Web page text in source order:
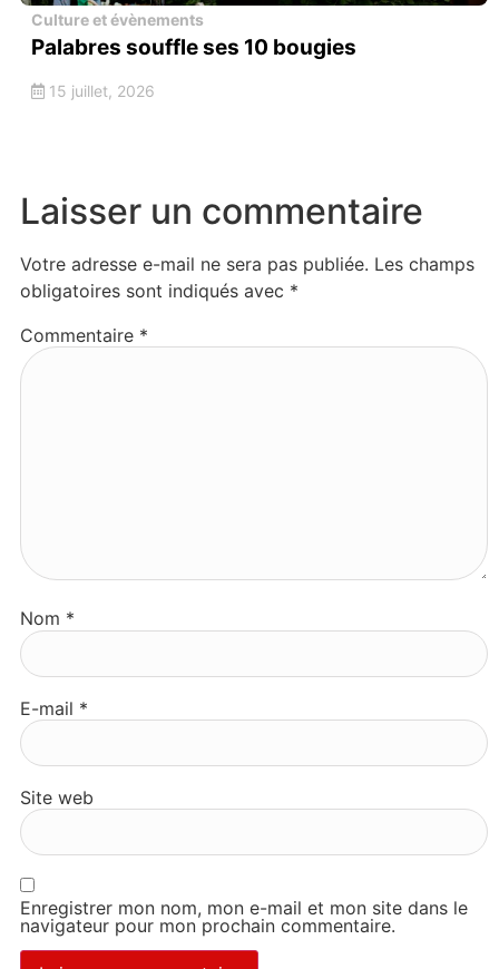
Culture et évènements
Palabres souffle ses 10 bougies
15 juillet, 2026
Laisser un commentaire
Votre adresse e-mail ne sera pas publiée. Les champs
obligatoires sont indiqués avec *
Commentaire *
Nom *
E-mail *
Site web
Enregistrer mon nom, mon e-mail et mon site dans le
navigateur pour mon prochain commentaire.